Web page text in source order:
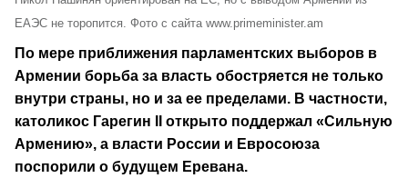
ЕАЭС не торопится. Фото с сайта www.primeminister.am
По мере приближения парламентских выборов в
Армении борьба за власть обостряется не только
внутри страны, но и за ее пределами. В частности,
католикос Гарегин II открыто поддержал «Сильную
Армению», а власти России и Евросоюза
поспорили о будущем Еревана.